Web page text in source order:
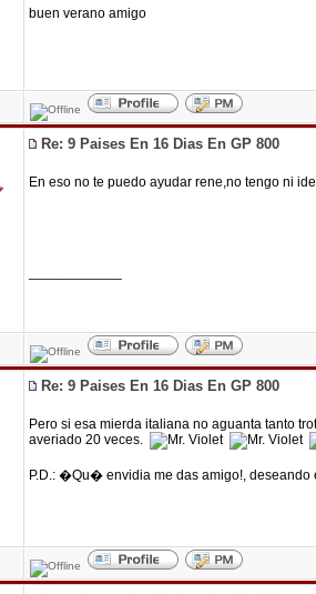
buen verano amigo
Re: 9 Paises En 16 Dias En GP 800
En eso no te puedo ayudar rene,no tengo ni
Re: 9 Paises En 16 Dias En GP 800
Pero si esa mierda italiana no aguanta tanto
averiado 20 veces.
P.D.: �Qu� envidia me das amigo!,